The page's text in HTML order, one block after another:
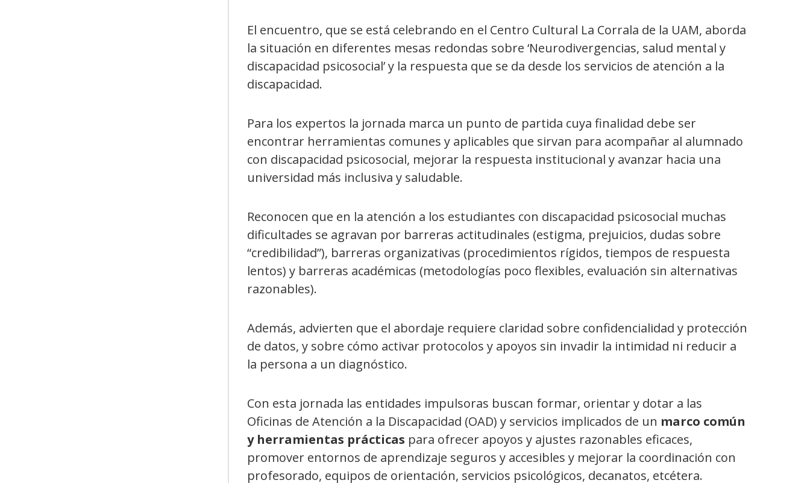
El encuentro, que se está celebrando en el Centro Cultural La Corrala de la UAM, aborda
la situación en diferentes mesas redondas sobre ‘Neurodivergencias, salud mental y
discapacidad psicosocial’ y la respuesta que se da desde los servicios de atención a la
discapacidad.
Para los expertos la jornada marca un punto de partida cuya finalidad debe ser
encontrar herramientas comunes y aplicables que sirvan para acompañar al alumnado
con discapacidad psicosocial, mejorar la respuesta institucional y avanzar hacia una
universidad más inclusiva y saludable.
Reconocen que en la atención a los estudiantes con discapacidad psicosocial muchas
dificultades se agravan por barreras actitudinales (estigma, prejuicios, dudas sobre
“credibilidad”), barreras organizativas (procedimientos rígidos, tiempos de respuesta
lentos) y barreras académicas (metodologías poco flexibles, evaluación sin alternativas
razonables).
Además, advierten que el abordaje requiere claridad sobre confidencialidad y protección
de datos, y sobre cómo activar protocolos y apoyos sin invadir la intimidad ni reducir a
la persona a un diagnóstico.
Con esta jornada las entidades impulsoras buscan formar, orientar y dotar a las
Oficinas de Atención a la Discapacidad (OAD) y servicios implicados de un marco común
y herramientas prácticas para ofrecer apoyos y ajustes razonables eficaces,
promover entornos de aprendizaje seguros y accesibles y mejorar la coordinación con
profesorado, equipos de orientación, servicios psicológicos, decanatos, etcétera.